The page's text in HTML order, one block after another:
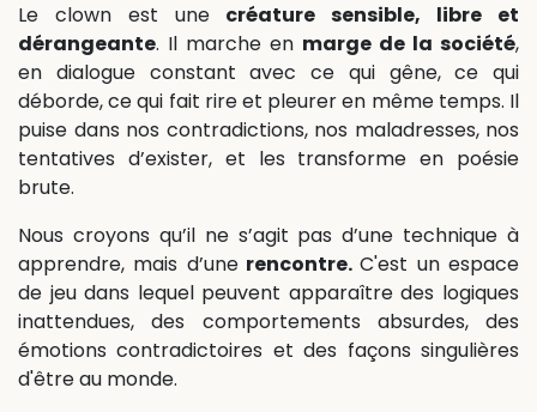
Le clown est une créature sensible, libre et
dérangeante. Il marche en marge de la société,
en dialogue constant avec ce qui gêne, ce qui
déborde, ce qui fait rire et pleurer en même temps. Il
puise dans nos contradictions, nos maladresses, nos
tentatives d’exister, et les transforme en poésie
brute.
Nous croyons qu’il ne s’agit pas d’une technique à
apprendre, mais d’unerencontre.C'est un espace
de jeu dans lequel peuvent apparaître des logiques
inattendues, des comportements absurdes, des
émotions contradictoires et des façons singulières
d'être au monde.